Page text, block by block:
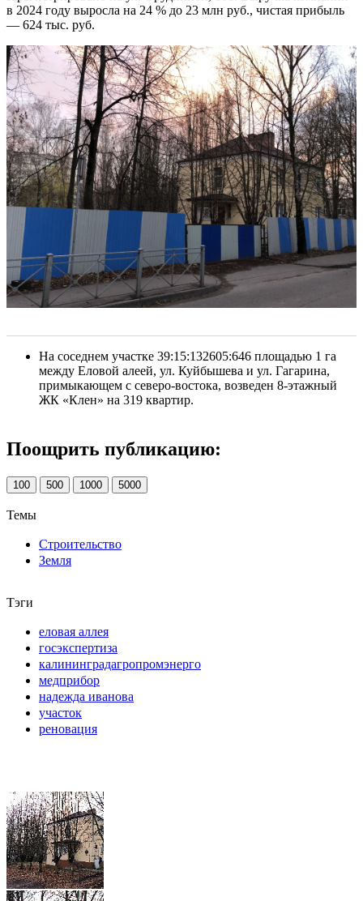
в 2024 году выросла на 24 % до 23 млн руб., чистая прибыль
— 624 тыс. руб.
На соседнем участке 39:15:132605:646 площадью 1 га
между Еловой алеей, ул. Куйбышева и ул. Гагарина,
примыкающем с северо-востока, возведен 8-этажный
ЖК «Клен» на 319 квартир.
Поощрить публикацию:
100 500 1000 5000
Темы
Строительство
Земля
Тэги
еловая аллея
госэкспертиза
калининградагропромэнерго
медприбор
надежда иванова
участок
реновация